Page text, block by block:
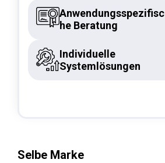
Anwendungsspezifisc
he Beratung
Individuelle
Systemlösungen
Selbe Marke